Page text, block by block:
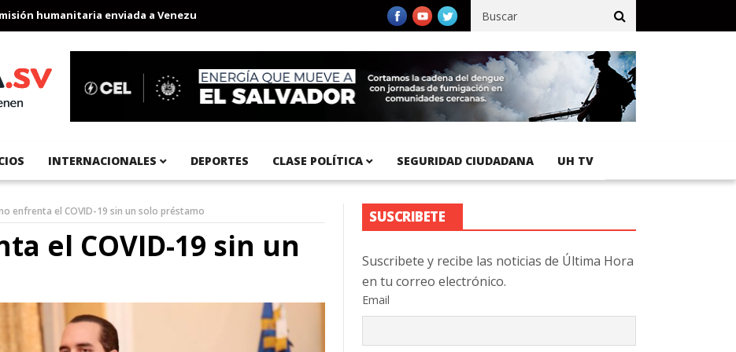
humanitaria enviada a Venezuela Aeropuerto Internacional del Pacífico registra 92 % de avance en obras de terracería
INTERNACIONALES DEPORTES CLASE POLÍTICA SEGURIDAD CIUDADANA UH TV
enfrenta el COVID-19 sin un solo préstamo
el COVID-19 sin un
SUSCRIBETE
Suscribete y recibe las noticias de Última Hora
en tu correo electrónico.
Email